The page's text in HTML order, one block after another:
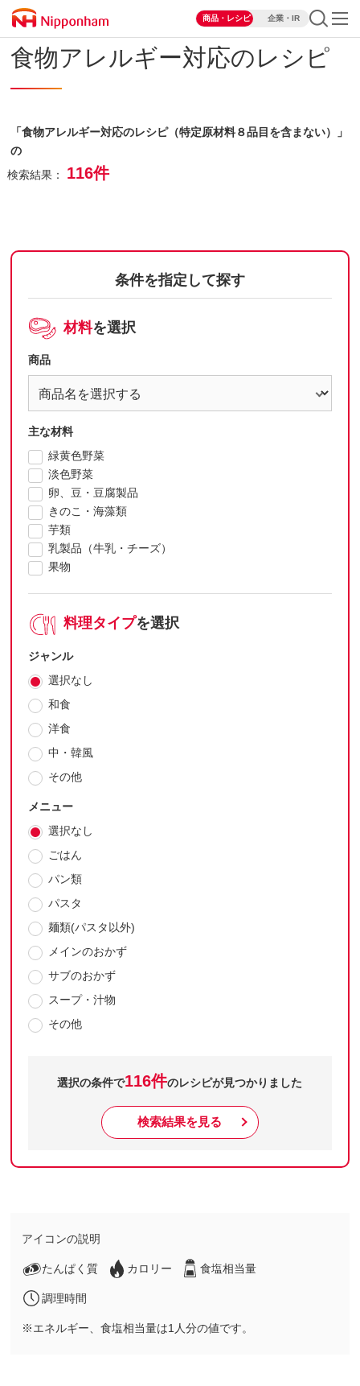
商品・レシピ 企業・IR
食物アレルギー対応のレシピ
「食物アレルギー対応のレシピ（特定原材料８品目を含まない）」
の
検索結果：
116件
条件を指定して探す
材料を選択
商品
主な材料
緑黄色野菜
淡色野菜
卵、豆・豆腐製品
きのこ・海藻類
芋類
乳製品（牛乳・チーズ）
果物
料理タイプを選択
ジャンル
選択なし
和食
洋食
中・韓風
その他
メニュー
選択なし
ごはん
パン類
パスタ
麺類(パスタ以外)
メインのおかず
サブのおかず
スープ・汁物
その他
選択の条件で116件のレシピが見つかりました
検索結果を見る
アイコンの説明
たんぱく質 カロリー 食塩相当量
調理時間
※エネルギー、食塩相当量は1人分の値です。